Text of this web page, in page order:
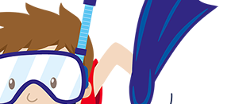
en
Veiligheid